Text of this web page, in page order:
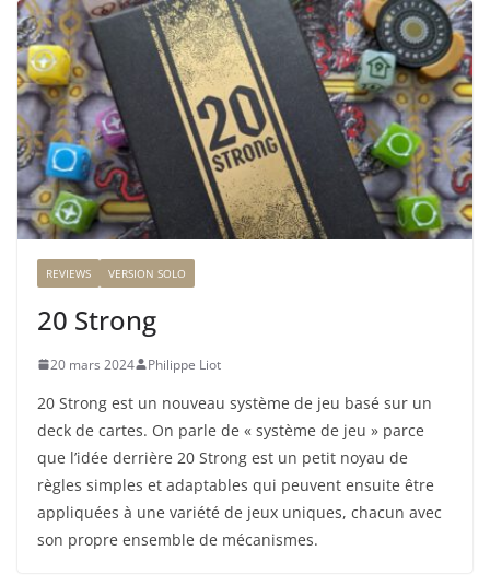
REVIEWS VERSION SOLO
20 Strong
20 mars 2024 Philippe Liot
20 Strong est un nouveau système de jeu basé sur un
deck de cartes. On parle de « système de jeu » parce
que l’idée derrière 20 Strong est un petit noyau de
règles simples et adaptables qui peuvent ensuite être
appliquées à une variété de jeux uniques, chacun avec
son propre ensemble de mécanismes.